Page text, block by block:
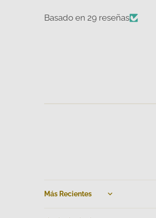
Basado en 29 reseñas
Sort by